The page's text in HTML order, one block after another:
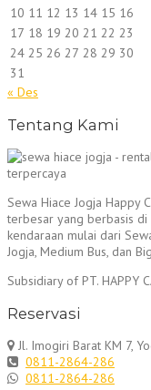
10 11 12 13 14 15 16
17 18 19 20 21 22 23
24 25 26 27 28 29 30
31
« Des
Tentang Kami
Sewa Hiace Jogja Happy
terbesar yang berbasis di
kendaraan mulai dari
Jogja, Medium Bus, dan
Subsidiary of PT. HAPPY
Reservasi
Jl. Imogiri Barat KM 7,
0811-2864-286
0811-2864-286